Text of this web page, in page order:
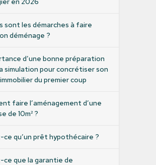
sont les démarches à faire
déménage ?
d’une bonne préparation
simulation pour concrétiser son
du premier coup
faire l’aménagement d’une
de 10m² ?
ce qu’un prêt hypothécaire ?
ce que la garantie de